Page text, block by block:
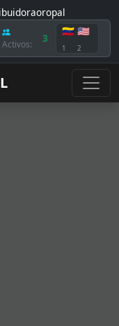
Activos: 3
🇻🇪
1
🇺🇸
2